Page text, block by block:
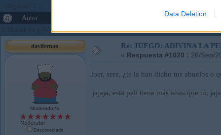
Data Deletion
Páginas: ...
Autor
Tema: JUEGO: ADIVINA LA PELÍCULA
0 Usuarios y 4 Visitantes están viendo este tema.
davifernan
Moderador/a
Desconectado
Re: JUEGO: ADIVINA LA
« Respuesta #1020 : 26/Sep/
Joer, sere, ¿te la han dicho tus abuelos o
jajaja, esta peli tiene más años que tú,